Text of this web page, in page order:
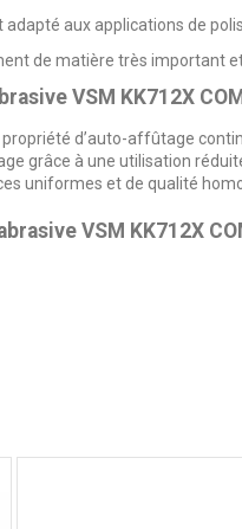
adapté aux applications de
de matière très important
VSM KK712X
d’auto-affûtage
grâce à une utilisation
uniformes et de qualité
VSM KK712X